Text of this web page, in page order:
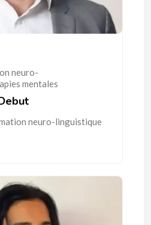
neuro-
mentales
neuro-linguistique